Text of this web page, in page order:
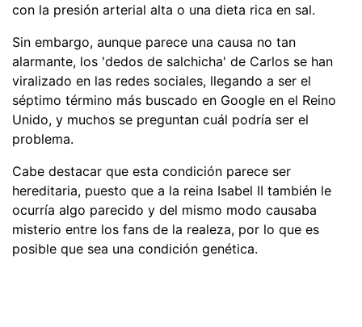
con la presión arterial alta o una dieta rica en sal.
Sin embargo, aunque parece una causa no tan
alarmante, los 'dedos de salchicha' de Carlos se han
viralizado en las redes sociales, llegando a ser el
séptimo término más buscado en Google en el Reino
Unido, y muchos se preguntan cuál podría ser el
problema.
Cabe destacar que esta condición parece ser
hereditaria, puesto que a la reina Isabel II también le
ocurría algo parecido y del mismo modo causaba
misterio entre los fans de la realeza, por lo que es
posible que sea una condición genética.